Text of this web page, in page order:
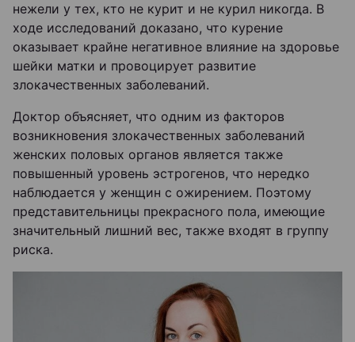
нежели у тех, кто не курит и не курил никогда. В
ходе исследований доказано, что курение
оказывает крайне негативное влияние на здоровье
шейки матки и провоцирует развитие
злокачественных заболеваний.
Доктор объясняет, что одним из факторов
возникновения злокачественных заболеваний
женских половых органов является также
повышенный уровень эстрогенов, что нередко
наблюдается у женщин с ожирением. Поэтому
представительницы прекрасного пола, имеющие
значительный лишний вес, также входят в группу
риска.